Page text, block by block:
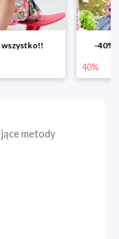
wszystko!! -40%
40%
metody